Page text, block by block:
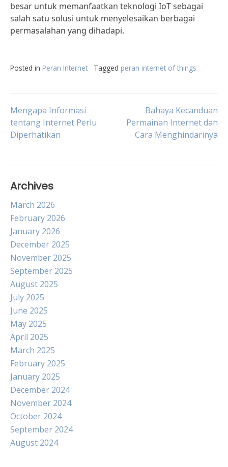
besar untuk memanfaatkan teknologi IoT sebagai
salah satu solusi untuk menyelesaikan berbagai
permasalahan yang dihadapi.
Posted in Peran Internet Tagged peran internet of things
Post
navigation
Mengapa Informasi
tentang Internet Perlu
Diperhatikan
Bahaya Kecanduan
Permainan Internet dan
Cara Menghindarinya
Archives
March 2026
February 2026
January 2026
December 2025
November 2025
September 2025
August 2025
July 2025
June 2025
May 2025
April 2025
March 2025
February 2025
January 2025
December 2024
November 2024
October 2024
September 2024
August 2024